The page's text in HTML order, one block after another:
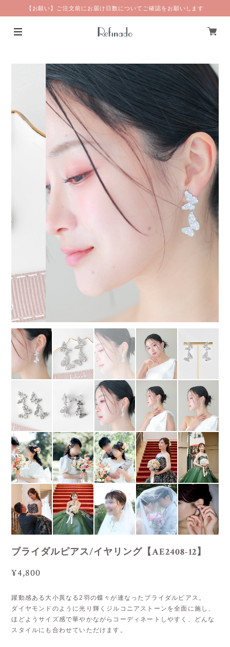
【お願い】ご注文前にお届け日数についてご確認をお願いします
ブライダルピアス/イヤリング【AE2408-12】
¥4,800
躍動感ある大小異なる2羽の蝶々が連なったブライダルピアス。
ダイヤモンドのように光り輝くジルコニアストーンを全面に施し、
ほどようサイズ感で華やかながらコーディネートしやすく、どんな
スタイルにも合わせていただけます。